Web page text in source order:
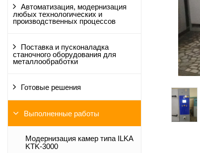
Автоматизация, модернизация
любых технологических и
производственных процессов
Поставка и пусконаладка
станочного оборудования для
металлообработки
Готовые решения
Выполненные работы
Модернизация камер типа ILKA
KTK-3000